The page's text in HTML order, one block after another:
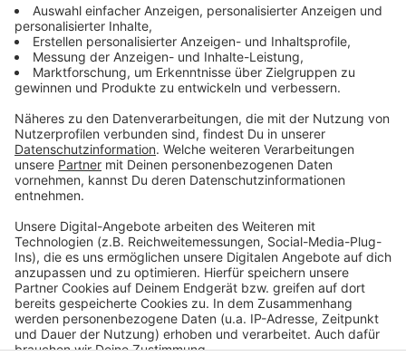
Anzeige
So ist der Stand bei der CSD-Planung in Leverkusen
Bahnverkehr in Leverkusen zwei Wochen
beeinträchtigt
Anzeige
Anzeige